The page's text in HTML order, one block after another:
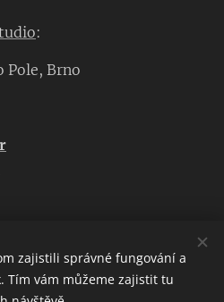
:
Pole, Brno
DECOR
zajistili správné fungování a
Tím vám můžeme zajistit tu